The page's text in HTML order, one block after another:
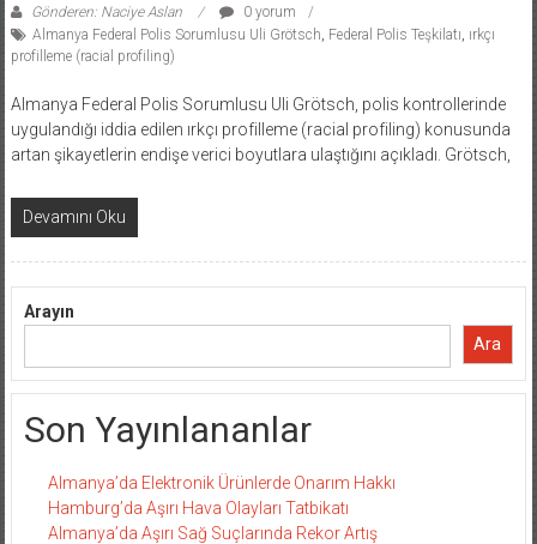
Gönderen: Naciye Aslan
0 yorum
Almanya Federal Polis Sorumlusu Uli Grötsch Federal Polis Teşkilatı ırkçı
profilleme (racial profiling)
Almanya Federal Polis Sorumlusu Uli Grötsch, polis kontrollerinde
uygulandığı iddia edilen ırkçı profilleme (racial profiling) konusunda
artan şikayetlerin endişe verici boyutlara ulaştığını açıkladı. Grötsch,
Devamını Oku
Arayın
Ara
Son Yayınlananlar
Almanya’da Elektronik Ürünlerde Onarım Hakkı
Hamburg’da Aşırı Hava Olayları Tatbikatı
Almanya’da Aşırı Sağ Suçlarında Rekor Artış